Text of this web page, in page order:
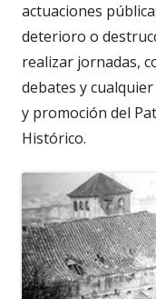
actuaciones
deterioro o
realizar jornadas,
debates y
y promoción del
Histórico.